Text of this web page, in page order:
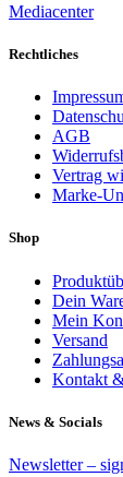
Mediacenter
Rechtliches
AGB
Vertrag
Marke-
Shop
Dein
Mein
Versand
Kontakt
News & Socials
Newsletter –